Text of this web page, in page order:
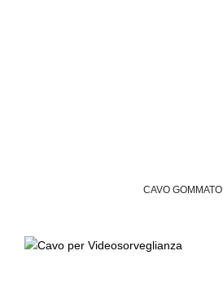
CAVO GOMMATO